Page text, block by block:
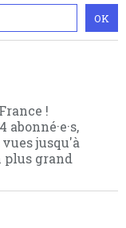
!
abonné·e·s,
vues jusqu'à
plus grand